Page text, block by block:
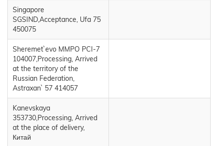
Singapore
SGSIND,Acceptance, Ufa 75
450075
Sheremet`evo MMPO PCI-7
104007,Processing, Arrived
at the territory of the
Russian Federation,
Astraxan` 57 414057
Kanevskaya
353730,Processing, Arrived
at the place of delivery,
Китай